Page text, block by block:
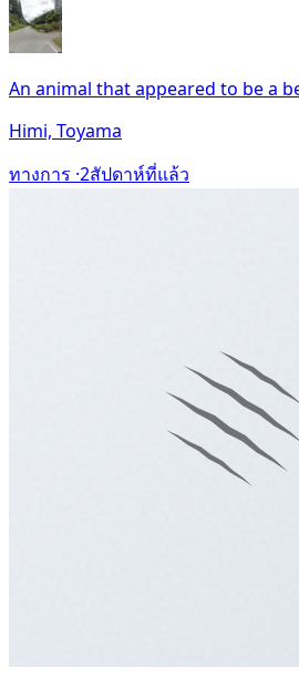
An animal that appeared to be a
Himi, Toyama
ทางการ ·2สัปดาห์ที่แล้ว